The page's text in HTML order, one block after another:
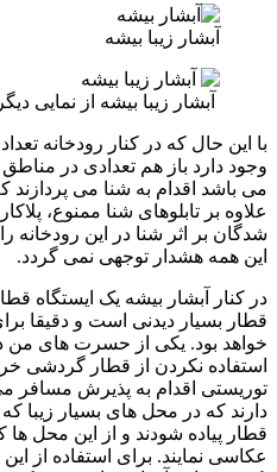
آبشار زیبا بیشه
آبشار زیبا بیشه از نمایی دیگر
با این حال که در کنار رودخانه
وجود دارد باز هم تعدادی در مناطق
می باشد اقدام به شنا می پردازند
علاوه بر تابلوهای شنا ممنوع،
شدگان بر اثر شنا در این رودخانه
این همه هشدار توجهی نمی گردد.
در کنار آبشار بیشه یک ایستگاه
قطار بسیار دیدنی است و دقیقا
خواهد بود. یکی از حسرت های من
استفاده نکردن از قطار گردشی
توریستی اقدام به پذیرش مسافر
دارند که در محل های بسیار زیبا
قطار پیاده شودند و از این محل ها
عکاسی نمایند. برای استفاده از